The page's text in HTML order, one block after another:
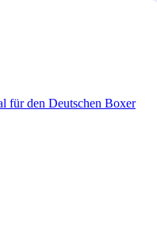
für den Deutschen Boxer